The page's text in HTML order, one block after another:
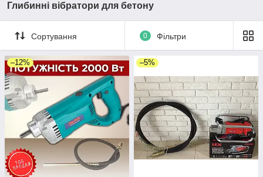
Глибинні вібратори для бетону
Сортування 0 Фільтри
–12% –5%